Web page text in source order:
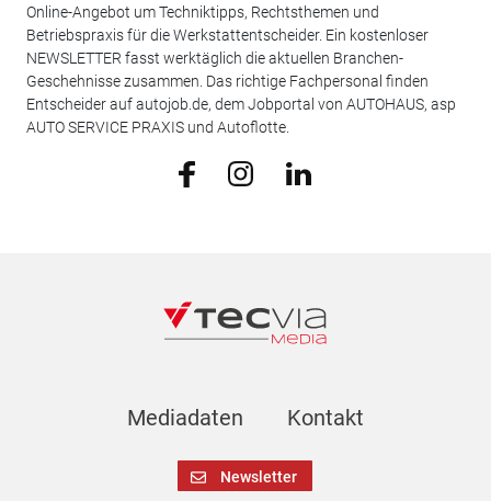
Online-Angebot um Techniktipps, Rechtsthemen und
Betriebspraxis für die Werkstattentscheider. Ein kostenloser
NEWSLETTER fasst werktäglich die aktuellen Branchen-
Geschehnisse zusammen. Das richtige Fachpersonal finden
Entscheider auf autojob.de, dem Jobportal von AUTOHAUS, asp
AUTO SERVICE PRAXIS und Autoflotte.
Mediadaten Kontakt
Newsletter